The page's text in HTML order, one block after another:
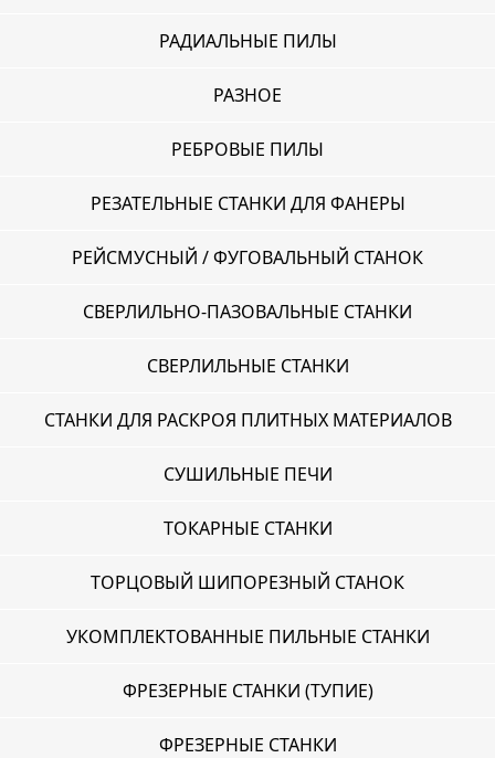
РАДИАЛЬНЫЕ ПИЛЫ
РАЗНОЕ
РЕБРОВЫЕ ПИЛЫ
РЕЗАТЕЛЬНЫЕ СТАНКИ ДЛЯ ФАНЕРЫ
РЕЙСМУСНЫЙ / ФУГОВАЛЬНЫЙ СТАНОК
СВЕРЛИЛЬНО-ПАЗОВАЛЬНЫЕ СТАНКИ
СВЕРЛИЛЬНЫЕ СТАНКИ
СТАНКИ ДЛЯ РАСКРОЯ ПЛИТНЫХ МАТЕРИАЛОВ
СУШИЛЬНЫЕ ПЕЧИ
ТОКАРНЫЕ СТАНКИ
ТОРЦОВЫЙ ШИПОРЕЗНЫЙ СТАНОК
УКОМПЛЕКТОВАННЫЕ ПИЛЬНЫЕ СТАНКИ
ФРЕЗЕРНЫЕ СТАНКИ (ТУПИЕ)
ФРЕЗЕРНЫЕ СТАНКИ